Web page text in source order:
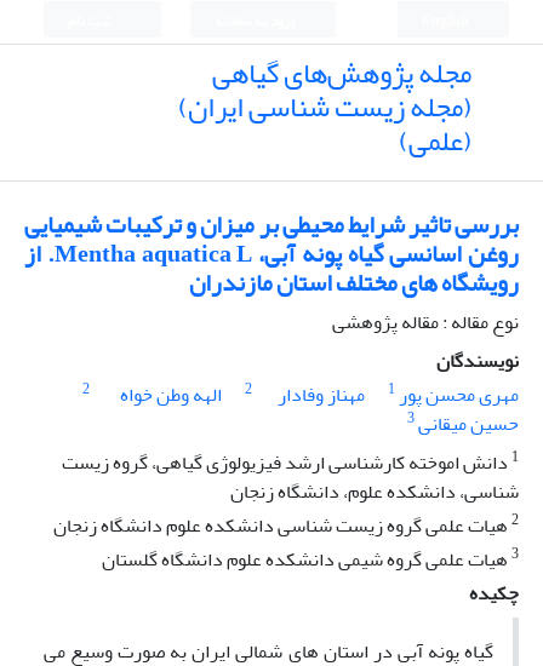
مجله پژوهش‌های گیاهی
(مجله زیست شناسی ایران)
(علمی)
بررسی تاثیر شرایط محیطی بر میزان و ترکیبات شیمیایی
روغن اسانسی گیاه پونه آبی، Mentha aquatica L. از
رویشگاه های مختلف استان مازندران
نوع مقاله : مقاله پژوهشی
نویسندگان
مهری محسن پور1 مهناز وفادار 2 الهه وطن خواه 2
حسین میقانی3
1 دانش اموخته کارشناسی ارشد فیزیولوژی گیاهی، گروه زیست
شناسی، دانشکده علوم، دانشگاه زنجان
2هیات علمی گروه زیست شناسی دانشکده علوم دانشگاه زنجان
3هیات علمی گروه شیمی دانشکده علوم دانشگاه گلستان
چکیده
گیاه پونه آبی در استان های شمالی ایران به صورت وسیع می